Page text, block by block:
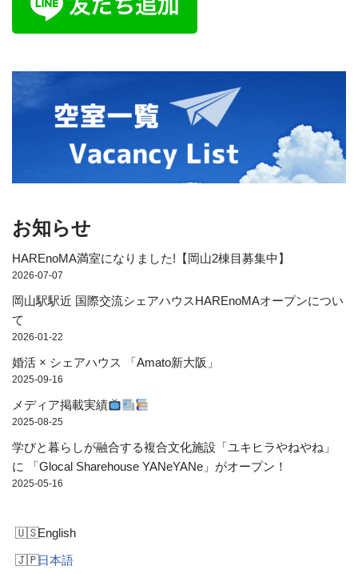
お知らせ
HAREnoMA満室になりました!【岡山2棟目募集中】
2026-07-07
岡山駅駅近 国際交流シェアハウスHAREnoMAオープンについ
て
2026-01-22
婚活 × シェアハウス 「Amato新大阪」
2025-09-16
メディア掲載実績
2025-08-25
学びと暮らしが融合する複合文化施設「ユキヒラやねやね」
に 「Glocal Sharehouse YANeYANe」がオープン！
2025-05-16
English
日本語